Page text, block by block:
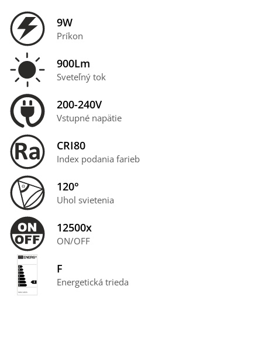
9W
Príkon
900Lm
Sveteľný tok
200-240V
Vstupné napätie
CRI80
Index podania farieb
120°
Uhol svietenia
12500x
ON/OFF
F
Energetická trieda